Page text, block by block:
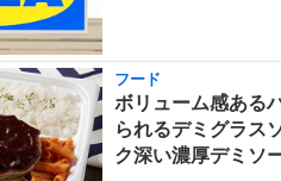
フード
ボリューム感ある
られるデミグラス
ク深い濃厚デミソ